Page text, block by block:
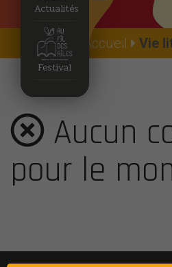
Actualités
Festival
Accueil Vie
Aucun
pour le